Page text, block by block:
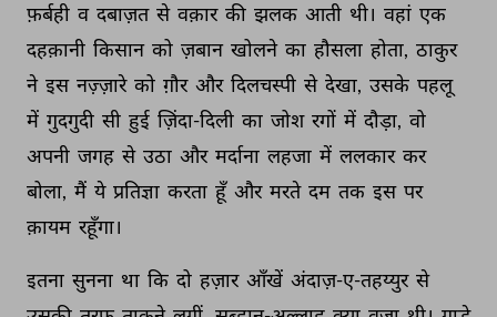
फ़र्बही व दबाज़त से वक़ार की झलक आती थी। वहां एक
दहक़ानी किसान को ज़बान खोलने का हौसला होता, ठाकुर
ने इस नज़्ज़ारे को ग़ौर और दिलचस्पी से देखा, उसके पहलू
में गुदगुदी सी हुई ज़िंदा-दिली का जोश रगों में दौड़ा, वो
अपनी जगह से उठा और मर्दाना लहजा में ललकार कर
बोला, मैं ये प्रतिज्ञा करता हूँ और मरते दम तक इस पर
क़ायम रहूँगा।
इतना सुनना था कि दो हज़ार आँखें अंदाज़-ए-तहय्युर से